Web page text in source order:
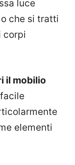
luce
che si tratti
corpi
il mobilio
elementi